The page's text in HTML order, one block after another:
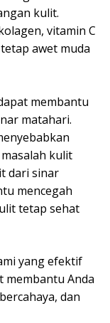
kulit.
vitamin C
awet muda
membantu
matahari.
kulit
dari sinar
mencegah
tetap sehat
yang efektif
membantu Anda
dan